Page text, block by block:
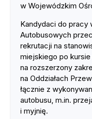
w Wojewódzkim
Kandydaci do pracy
Autobusowych
rekrutacji na
miejskiego po
na rozszerzony
na Oddziałach
łącznie z
autobusu, m.in.
i myjnię.